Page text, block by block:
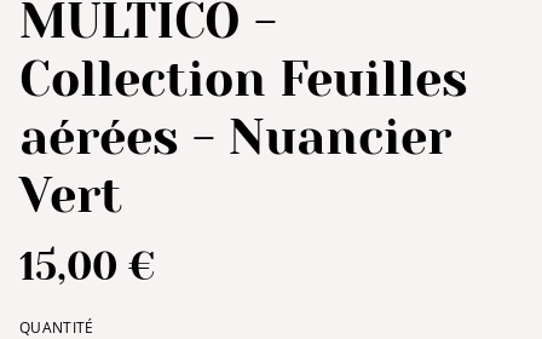
MULTICO -
Collection Feuilles
aérées - Nuancier
Vert
15,00 €
QUANTITÉ